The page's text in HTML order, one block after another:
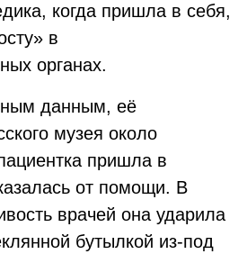
когда пришла в себя,
в
органах.
данным, её
музея около
пришла в
от помощи. В
врачей она ударила
бутылкой из-под